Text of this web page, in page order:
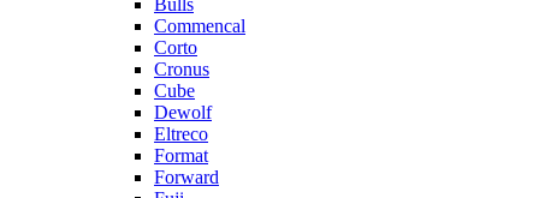
Bulls
Commencal
Corto
Cronus
Cube
Dewolf
Eltreco
Format
Forward